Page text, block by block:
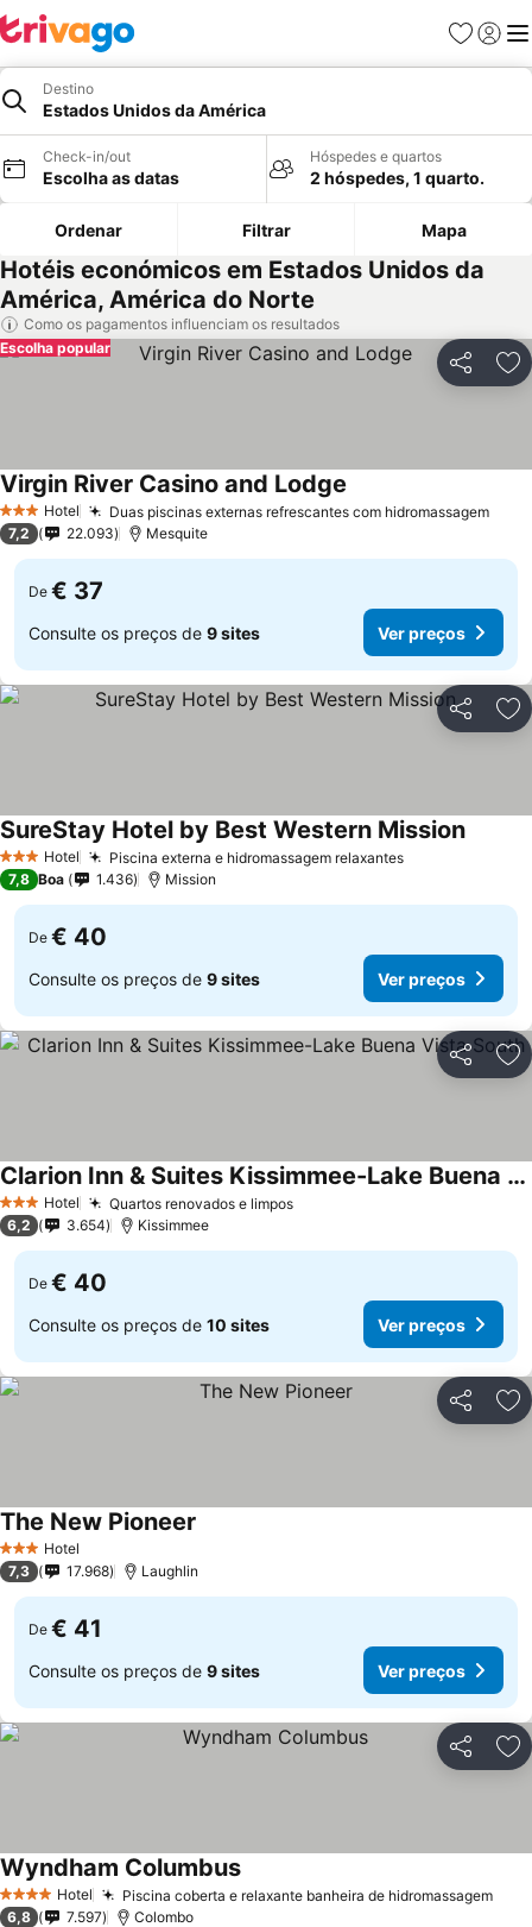
Favoritos
Iniciar
Destino
Estados Unidos da América
Check-in/out
Escolha as datas
Hóspedes e quartos
2 hóspedes, 1 quarto.
Ordenar Filtrar Mapa
Hotéis económicos em Estados Unidos da
América, América do Norte
Como os pagamentos influenciam os resultados
Partilhar
Escolha popular
3 EstrelasHotel Duas piscinas externas refrescantes com hidromassagemVer
Virgin River Casino and Lodge
7,2 22.093 Mesquite
De € 37
Consulte os preços de 9 sites Ver preços
Partilhar
3 EstrelasHotel Piscina externa e hidromassagem relaxantesVer preços
SureStay Hotel by Best Western MissionVer
7,8 Boa 1.436 Mission
De € 40
Consulte os preços de 9 sites Ver preços
Partilhar
3 EstrelasHotel Quartos renovados e limposVer preços
Clarion Inn & Suites Kissimmee-Lake Buena Vista South
Ver preços
6,2 3.654 Kissimmee
De € 40
Consulte os preços de 10 sites Ver preços
Partilhar
3 EstrelasHotel
The New Pioneer
7,3 17.968 Laughlin
De € 41
Consulte os preços de 9 sites Ver preços
Partilhar
4 EstrelasHotel Piscina coberta e relaxante banheira de hidromassagemVer
Wyndham ColumbusVer preços
6,8 7.597 Colombo